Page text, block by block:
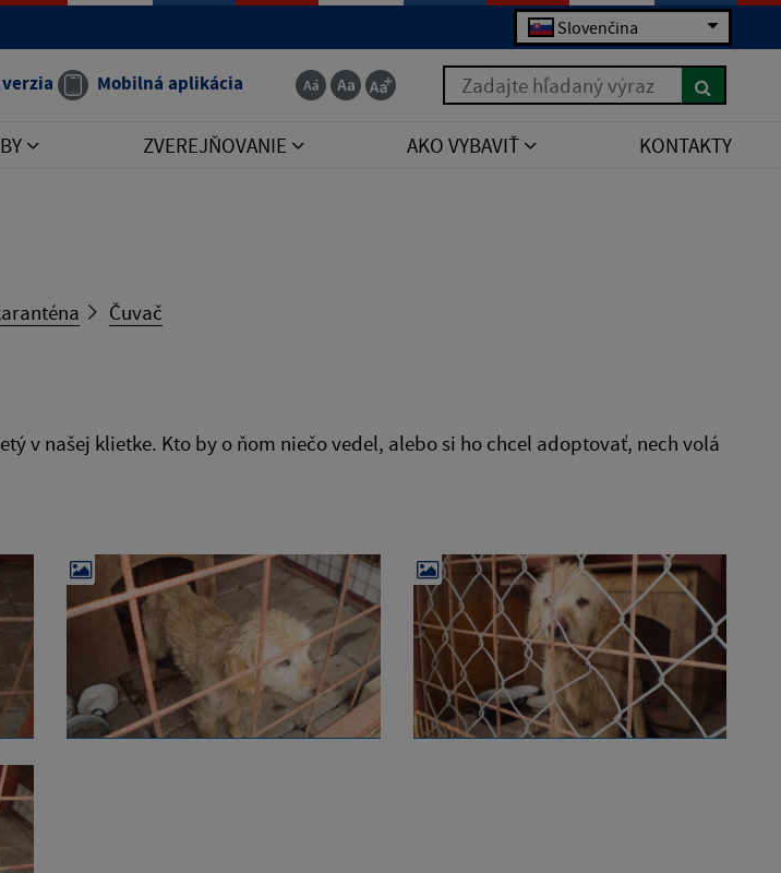
Slovenčina
Mobilná aplikácia Zadajte hľadaný výraz
ZVEREJŇOVANIE AKO VYBAVIŤ KONTAKTY
Čuvač
v našej klietke. Kto by o ňom niečo vedel, alebo si ho chcel adoptovať, nech volá